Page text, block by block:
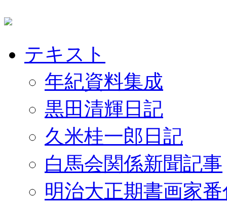
テキスト
年紀資料集成
黒田清輝日記
久米桂一郎日記
白馬会関係新聞記事
明治大正期書画家